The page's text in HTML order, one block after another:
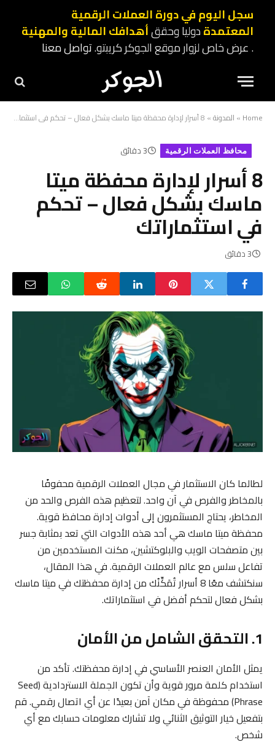
سجل اليوم في دورة العملات الرقمية
المعتمدةدوليا وحققأهدافك المالية والمهنية
. عرض خاص لزوار موقع الجوكر كريبتو.تواصل معنا
Home
» المدونة» 8 أسرار لإدارة محفظة ميتا ماسك بشكل فعال – تحكم في استثماراتك
محافظ العملات الرقمية 3 دقائق
8 أسرار لإدارة محفظة ميتا
ماسك بشكل فعال – تحكم
في استثماراتك
3 دقائق
لطالما كان الاستثمار في مجال العملات الرقمية محفوفًا
بالمخاطر والفرص في آن واحد. لتعظيم هذه الفرص والحد من
المخاطر، يحتاج المستثمرون إلى أدوات إدارة محافظ قوية.
محفظة ميتا ماسك هي أحد هذه الأدوات التي تعد بمثابة جسر
بين متصفحات الويب والبلوكتشين، مكنت المستخدمين من
تفاعل سلس مع عالم العملات الرقمية. في هذا المقال،
سنكتشف معًا 8 أسرار تُمَكِّنُك من إدارة محفظتك في ميتا ماسك
بشكل فعال لتحكم أفضل في استثماراتك.
1. التحقق الشامل من الأمان
يمثل الأمان العنصر الأساسي في إدارة محفظتك. تأكد من
استخدام كلمة مرور قوية وأن تكون الجملة الاستردادية (Seed
Phrase) محفوظة في مكان آمن بعيدًا عن أي اتصال رقمي. قم
بتفعيل خيار التوثيق الثنائي ولا تشارك معلومات حسابك مع أي
شخص.